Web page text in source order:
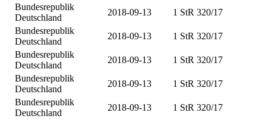
Bundesrepublik
Deutschland
2018-09-13 1 StR 320/17
Bundesrepublik
Deutschland
2018-09-13 1 StR 320/17
Bundesrepublik
Deutschland
2018-09-13 1 StR 320/17
Bundesrepublik
Deutschland
2018-09-13 1 StR 320/17
Bundesrepublik
Deutschland
2018-09-13 1 StR 320/17